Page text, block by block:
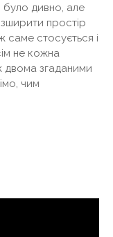
було дивно, але
простір
саме стосується і
не кожна
двома згаданими
чим